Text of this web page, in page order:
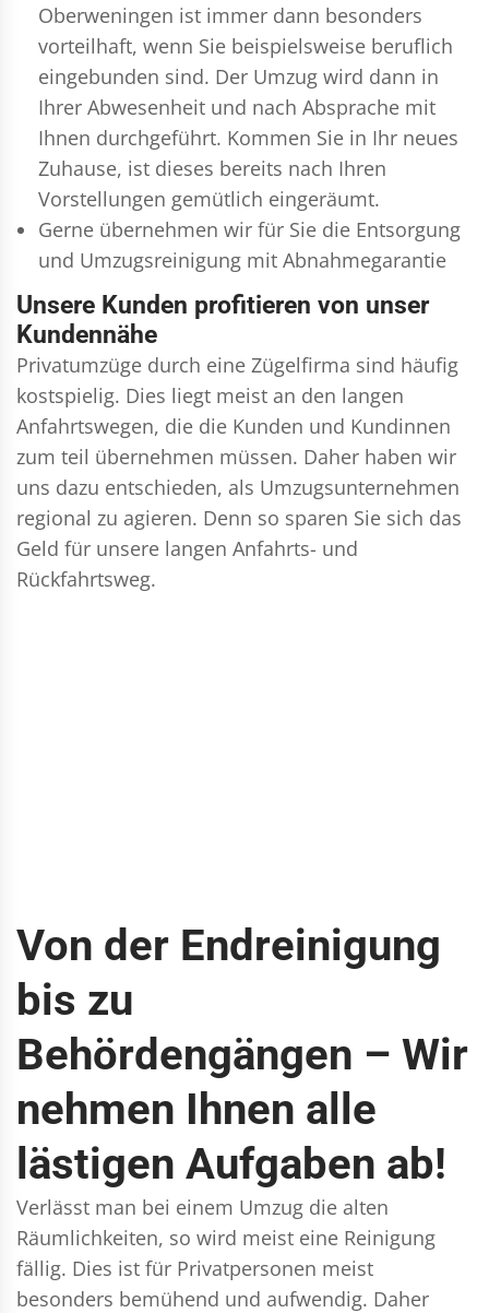
Oberweningen ist immer dann besonders
vorteilhaft, wenn Sie beispielsweise beruflich
eingebunden sind. Der Umzug wird dann in
Ihrer Abwesenheit und nach Absprache mit
Ihnen durchgeführt. Kommen Sie in Ihr neues
Zuhause, ist dieses bereits nach Ihren
Vorstellungen gemütlich eingeräumt.
Gerne übernehmen wir für Sie die Entsorgung
und Umzugsreinigung mit Abnahmegarantie
Unsere Kunden profitieren von unser
Kundennähe
Privatumzüge durch eine Zügelfirma sind häufig
kostspielig. Dies liegt meist an den langen
Anfahrtswegen, die die Kunden und Kundinnen
zum teil übernehmen müssen. Daher haben wir
uns dazu entschieden, als Umzugsunternehmen
regional zu agieren. Denn so sparen Sie sich das
Geld für unsere langen Anfahrts- und
Rückfahrtsweg.
Von der Endreinigung
bis zu
Behördengängen – Wir
nehmen Ihnen alle
lästigen Aufgaben ab!
Verlässt man bei einem Umzug die alten
Räumlichkeiten, so wird meist eine Reinigung
fällig. Dies ist für Privatpersonen meist
besonders bemühend und aufwendig. Daher